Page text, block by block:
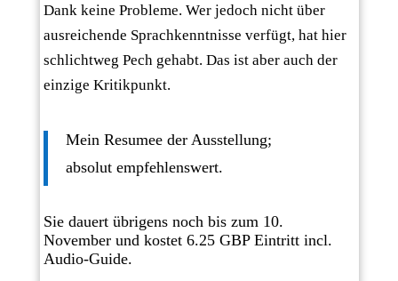
Dank keine Probleme. Wer jedoch nicht über
ausreichende Sprachkenntnisse verfügt, hat hier
schlichtweg Pech gehabt. Das ist aber auch der
einzige Kritikpunkt.
Mein Resumee der Ausstellung;
absolut empfehlenswert.
Sie dauert übrigens noch bis zum 10.
November und kostet 6.25 GBP Eintritt incl.
Audio-Guide.